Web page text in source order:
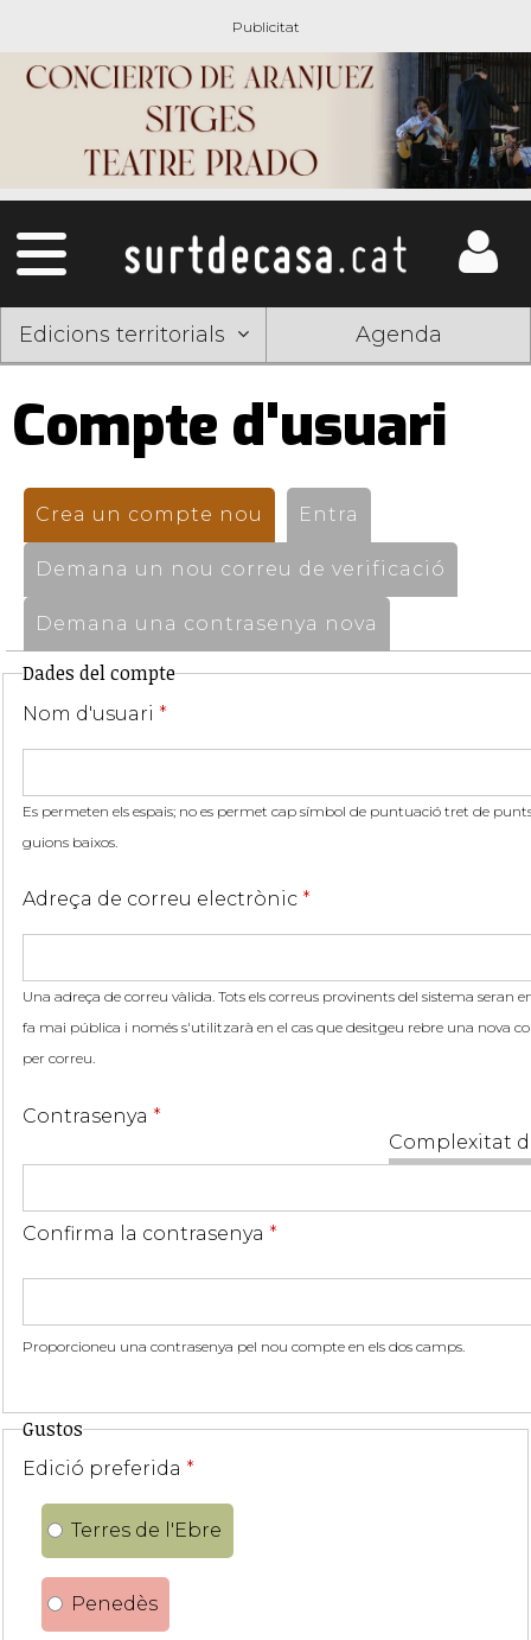
Edicions territorials Agenda
Compte d'usuari
Pestanyes
primàries
Crea un compte nou (pestanya activa)
Entra
Demana un nou correu de verificació
Demana una contrasenya nova
Dades del compte
Nom d'usuari *
Es permeten els espais; no es permet cap símbol de puntuació tret de
guions baixos.
Adreça de correu electrònic *
Una adreça de correu vàlida. Tots els correus provinents del sistema seran
fa mai pública i només s'utilitzarà en el cas que desitgeu rebre una nova
per correu.
Complexitat
Contrasenya *
Confirma la contrasenya *
Proporcioneu una contrasenya pel nou compte en els dos camps.
Gustos
Edició preferida *
Terres de l'Ebre
Penedès